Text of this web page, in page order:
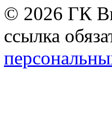
© 2026 ГК
ссылка